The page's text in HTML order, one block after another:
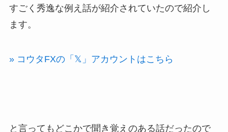
すごく秀逸な例え話が紹介されていたので紹介し
ます。
» コウタFXの「𝕏」アカウントはこちら
と言ってもどこかで聞き覚えのある話だったので